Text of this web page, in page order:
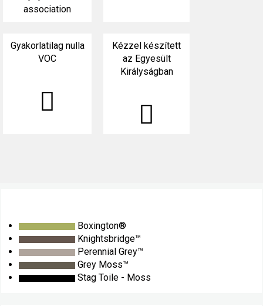
Kézzel készített
az Egyesült
Királyságban
Gyakorlatilag nulla
VOC
Boxington®
Knightsbridge™
Perennial Grey™
Grey Moss™
Stag Toile - Moss